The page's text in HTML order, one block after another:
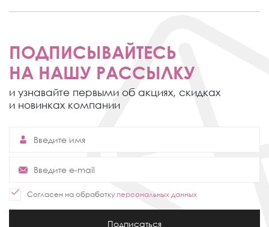
ПОДПИСЫВАЙТЕСЬ
НА НАШУ РАССЫЛКУ
и узнавайте первыми об акциях, скидках
и новинках компании
Согласен на обработку персональных данных
Подписаться